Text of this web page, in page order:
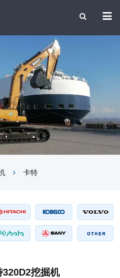
卡特
320D2挖掘机